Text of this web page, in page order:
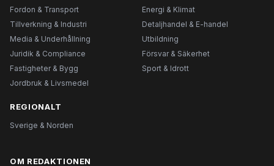
Fordon & Transport
Energi & Klimat
Tillverkning & Industri
Detaljhandel & E-handel
Media & Underhållning
Utbildning
Juridik & Compliance
Försvar & Säkerhet
Fastigheter & Bygg
Sport & Idrott
Jordbruk & Livsmedel
REGIONALT
Sverige & Norden
OM REDAKTIONEN